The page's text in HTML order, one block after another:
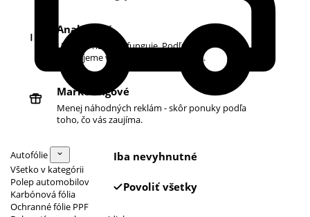
Autofólie
Všetko v kategórii
Polep automobilov
Karbónová fólia
Ochranné fólie PPF
Analytické
Ukazujú nám, čo funguje. Podľa toho
zlepšujeme vyhľadávanie aj ponuku.
Marketingové
Menej náhodných reklám - skôr ponuky podľa
toho, čo vás zaujíma.
Iba nevyhnutné
Povoliť všetky